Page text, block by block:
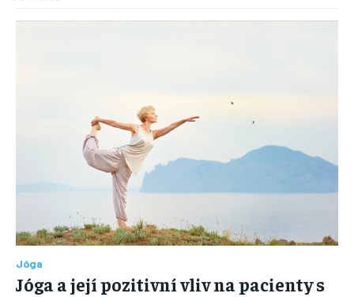
Jóga
Jóga a její pozitivní vliv na pacienty s